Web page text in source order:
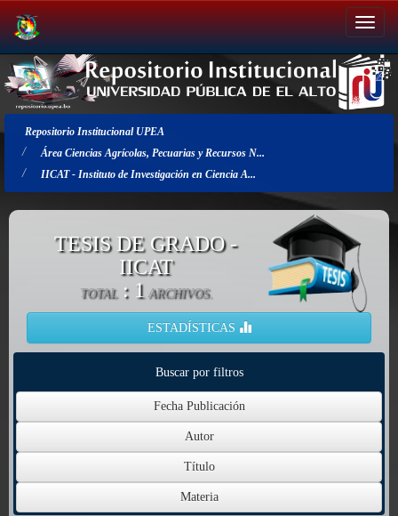
Salir
de
la
navegación
Repositorio Institucional UPEA
Área Ciencias Agrícolas, Pecuarias y Recursos N...
IICAT - Instituto de Investigación en Ciencia A...
TESIS DE GRADO -
IICAT
TOTAL : 1 ARCHIVOS.
ESTADÍSTICAS
Buscar por filtros